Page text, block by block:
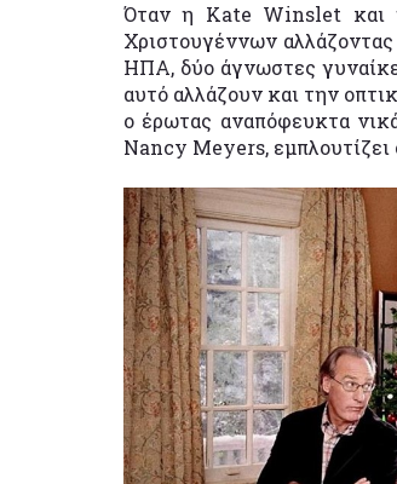
Όταν η Kate Winslet και
Χριστουγέννων
ΗΠΑ, δύο άγνωστες
αυτό αλλάζουν και την
ο έρωτας αναπόφευκτα
Nancy Meyers,